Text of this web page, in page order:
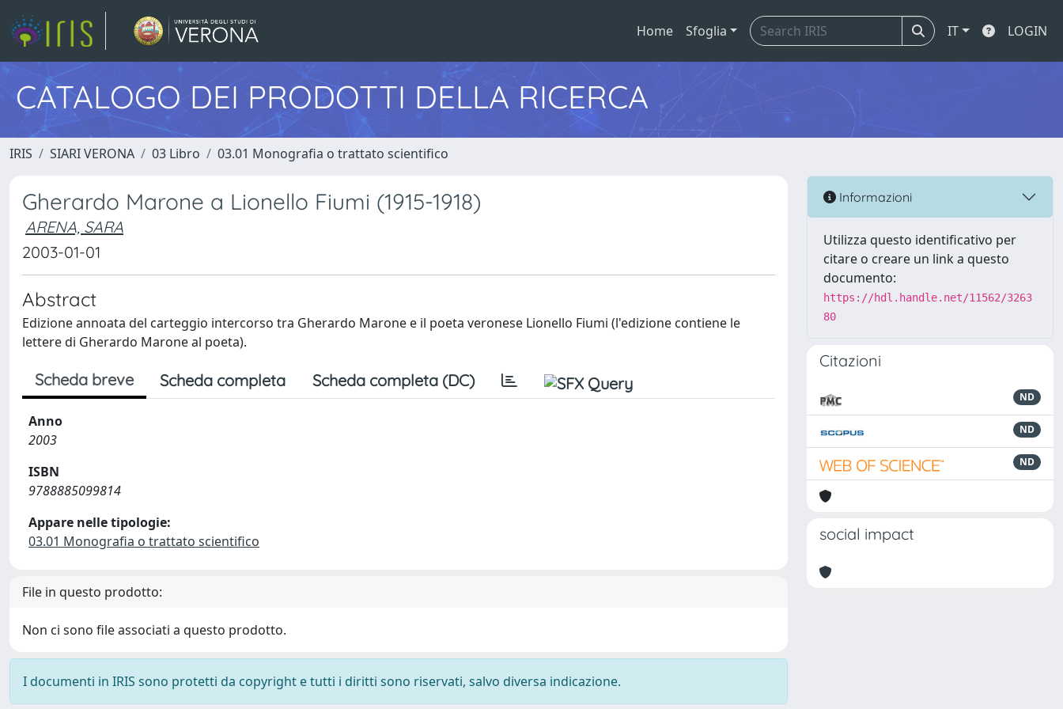
Home Sfoglia IT LOGIN
CATALOGO DEI PRODOTTI DELLA RICERCA
IRIS SIARI VERONA 03 Libro 03.01 Monografia o trattato scientifico
Gherardo Marone a Lionello Fiumi (1915-1918)
ARENA, SARA
2003-01-01
Abstract
Edizione annoata del carteggio intercorso tra Gherardo Marone e il poeta veronese Lionello Fiumi (l'edizione contiene le
lettere di Gherardo Marone al poeta).
Scheda breve Scheda completa Scheda completa (DC)
Anno
2003
ISBN
9788885099814
Appare nelle tipologie:
03.01 Monografia o trattato scientifico
File in questo prodotto:
Non ci sono file associati a questo prodotto.
I documenti in IRIS sono protetti da copyright e tutti i diritti sono riservati, salvo diversa indicazione.
Informazioni
Utilizza questo identificativo per
citare o creare un link a questo
documento:
https://hdl.handle.net/11562/3263
80
Citazioni
ND
ND
ND
social impact